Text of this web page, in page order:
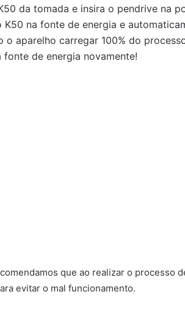
da tomada e insira o pendrive na
K50 na fonte de energia e
o aparelho carregar 100% do
fonte de energia novamente!
que ao realizar o processo
evitar o mal funcionamento.